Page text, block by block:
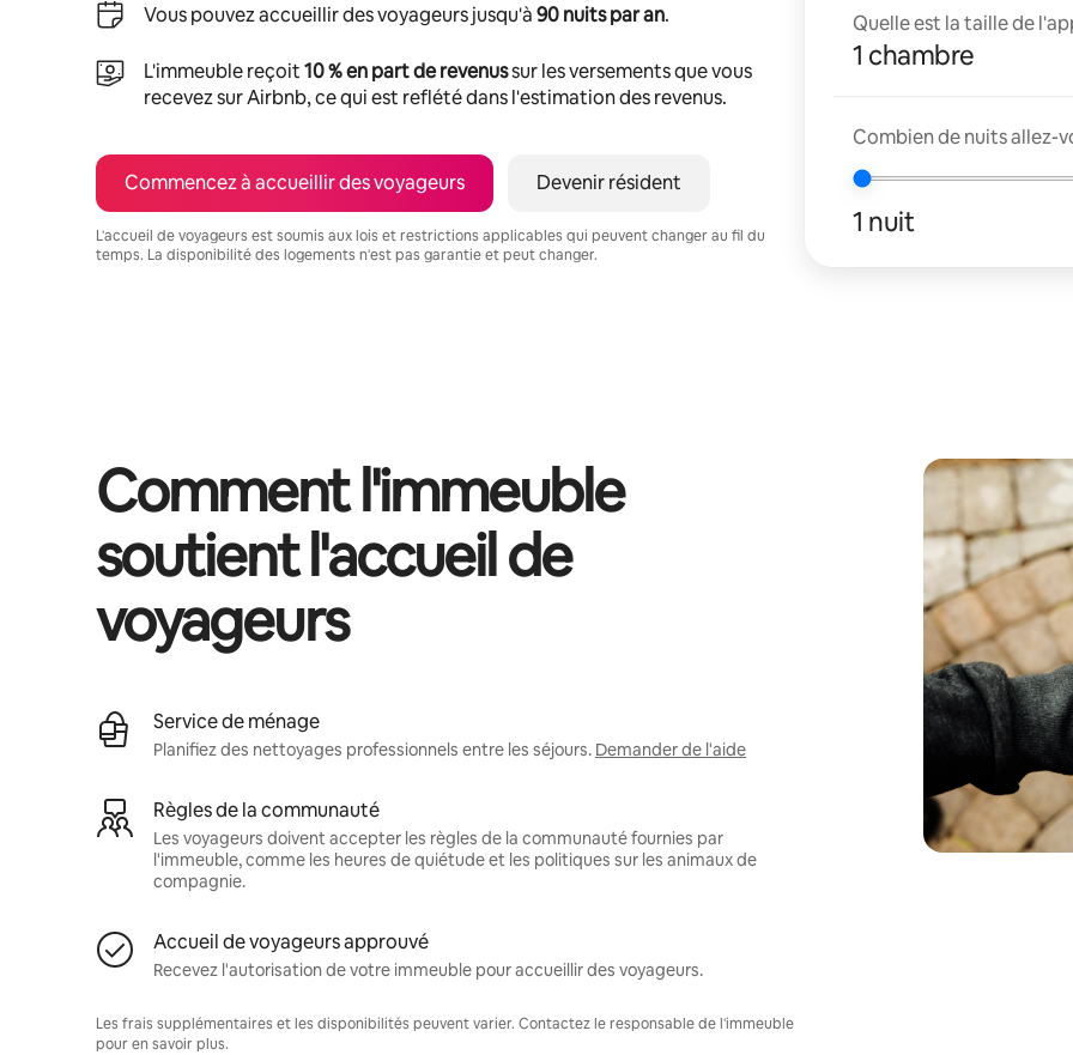
Vous pouvez accueillir des voyageurs jusqu'à90 nuits par an.
L'immeuble reçoit10 % en part de revenussur les versements que vous
recevez sur Airbnb, ce qui est reflété dans l'estimation des revenus.
Commencez à accueillir des voyageurs Devenir résident
L'accueil de voyageurs est soumis aux lois et restrictions applicables qui peuvent changer au fil du
temps. La disponibilité des logements n'est pas garantie et peut changer.
Quelle est la taille de
1 chambre
Combien de nuits allez-
1 nuit
Comment l'immeuble
soutient l'accueil de
voyageurs
Service de ménage
Planifiez des nettoyages professionnels entre les séjours. Demander de l'aide
Règles de la communauté
Les voyageurs doivent accepter les règles de la communauté fournies par
l'immeuble, comme les heures de quiétude et les politiques sur les animaux de
compagnie.
Accueil de voyageurs approuvé
Recevez l'autorisation de votre immeuble pour accueillir des voyageurs.
Les frais supplémentaires et les disponibilités peuvent varier. Contactez le responsable de l'immeuble
pour en savoir plus.